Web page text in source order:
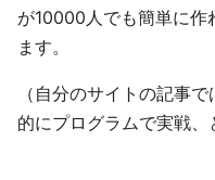
が10000人でも簡単に作
ます。
（自分のサイトの記事
的にプログラムで実戦、